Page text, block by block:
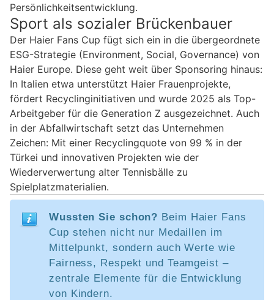
Persönlichkeitsentwicklung.
Sport als sozialer Brückenbauer
Der Haier Fans Cup fügt sich ein in die übergeordnete
ESG-Strategie (Environment, Social, Governance) von
Haier Europe. Diese geht weit über Sponsoring hinaus:
In Italien etwa unterstützt Haier Frauenprojekte,
fördert Recyclinginitiativen und wurde 2025 als Top-
Arbeitgeber für die Generation Z ausgezeichnet. Auch
in der Abfallwirtschaft setzt das Unternehmen
Zeichen: Mit einer Recyclingquote von 99 % in der
Türkei und innovativen Projekten wie der
Wiederverwertung alter Tennisbälle zu
Spielplatzmaterialien.
Wussten Sie schon? Beim Haier Fans
Cup stehen nicht nur Medaillen im
Mittelpunkt, sondern auch Werte wie
Fairness, Respekt und Teamgeist –
zentrale Elemente für die Entwicklung
von Kindern.